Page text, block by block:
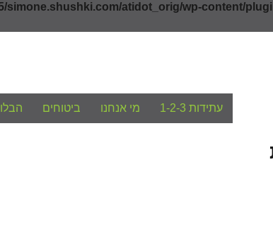
simone.shushki.com/atidot_orig/wp-content/
עתידות 1-2-3 מי אנחנו ביטוחים